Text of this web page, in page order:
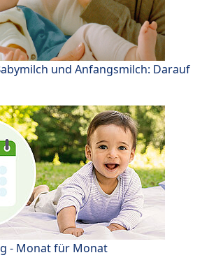
und Anfangsmilch: Darauf
- Monat für Monat